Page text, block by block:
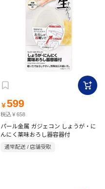
￥599
税込￥658
パール金属 ガジェコン しょうが・に
んにく薬味おろし器容器付
通常配送 / 店舗受取